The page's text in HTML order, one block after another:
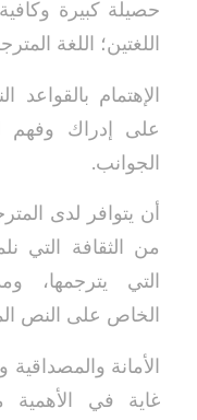
حصيلة كبيرة
اللغتين؛ اللغة
الإهتمام بالقواعد
على إدراك وفهم
الجوانب.
أن يتوافر لدى
من الثقافة التي
التي يترجمها،
الخاص على النص
الأمانة
غاية في الأهمية